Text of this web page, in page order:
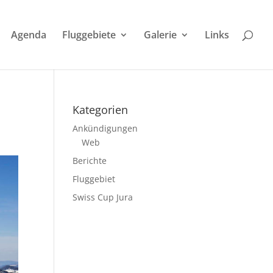
Agenda Fluggebiete Galerie Links
Kategorien
Ankündigungen
Web
Berichte
Fluggebiet
Swiss Cup Jura